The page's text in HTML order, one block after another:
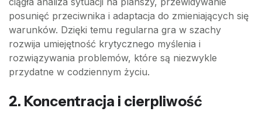
posunięć przeciwnika i adaptacja do zmieniających się
warunków. Dzięki temu regularna gra w szachy
rozwija umiejętność krytycznego myślenia i
rozwiązywania problemów, które są niezwykle
przydatne w codziennym życiu.
2. Koncentracja i cierpliwość